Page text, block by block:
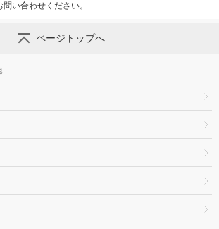
い合わせください。
ページトップへ